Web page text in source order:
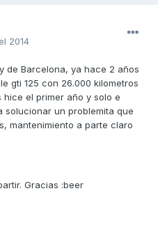
2014
de Barcelona, ya hace 2 años
gti 125 con 26.000 kilometros
el primer año y solo e
solucionar un problemita que
mantenimiento a parte claro
Gracias :beer